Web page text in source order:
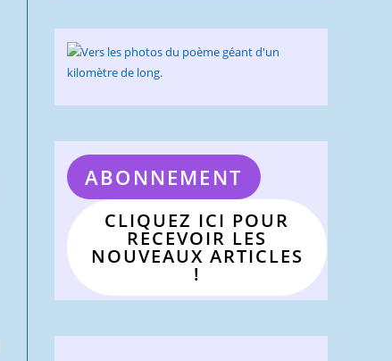
ABONNEMENT
CLIQUEZ ICI POUR
RECEVOIR LES
NOUVEAUX ARTICLES
!